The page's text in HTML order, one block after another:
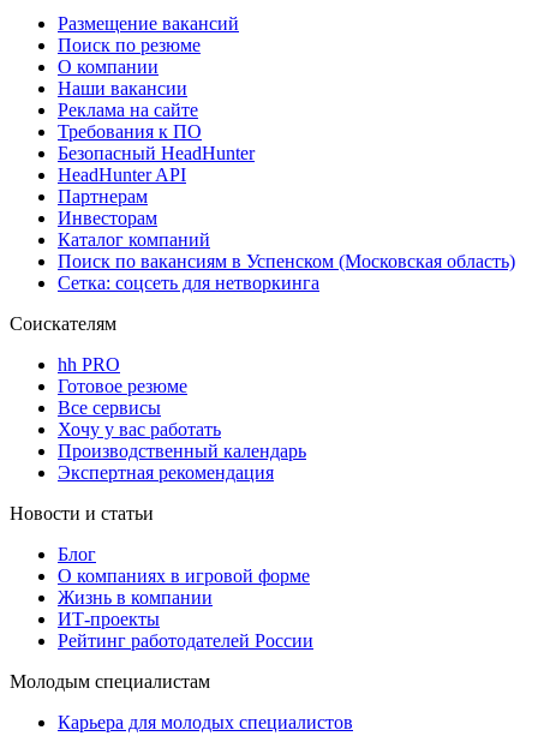
Размещение вакансий
Поиск по резюме
О компании
Наши вакансии
Реклама на сайте
Требования к ПО
Безопасный HeadHunter
HeadHunter API
Партнерам
Инвесторам
Каталог компаний
Поиск по вакансиям в Успенском (Московская область)
Сетка: соцсеть для нетворкинга
Соискателям
hh PRO
Готовое резюме
Все сервисы
Хочу у вас работать
Производственный календарь
Экспертная рекомендация
Новости и статьи
Блог
О компаниях в игровой форме
Жизнь в компании
ИТ-проекты
Рейтинг работодателей России
Молодым специалистам
Карьера для молодых специалистов